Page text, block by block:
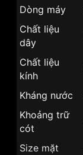
Dòng máy
Chất liệu
dây
Chất liệu
kính
Kháng nước
Khoảng trữ
cót
Size mặt